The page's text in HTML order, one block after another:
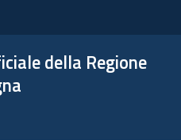
della Regione